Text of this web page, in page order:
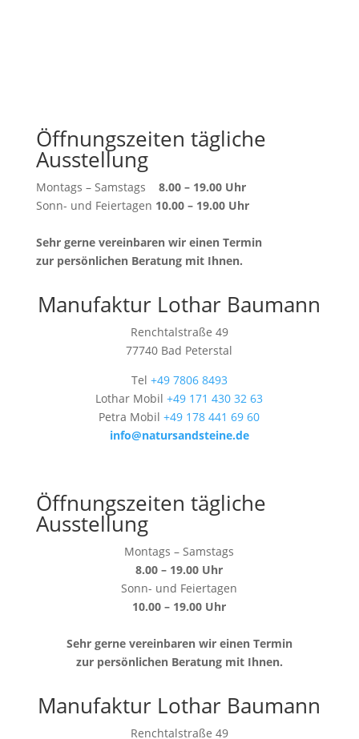
Öffnungszeiten tägliche
Ausstellung
Montags – Samstags 8.00 – 19.00 Uhr
Sonn- und Feiertagen 10.00 – 19.00 Uhr
Sehr gerne vereinbaren wir einen Termin
zur persönlichen Beratung mit Ihnen.
Manufaktur Lothar Baumann
Renchtalstraße 49
77740 Bad Peterstal
Tel +49 7806 8493
Lothar Mobil+49 171 430 32 63
Petra Mobil+49 178 441 69 60
info@natursandsteine.de
Öffnungszeiten tägliche
Ausstellung
Montags – Samstags
8.00 – 19.00 Uhr
Sonn- und Feiertagen
10.00 – 19.00 Uhr
Sehr gerne vereinbaren wir einen Termin
zur persönlichen Beratung mit Ihnen.
Manufaktur Lothar Baumann
Renchtalstraße 49